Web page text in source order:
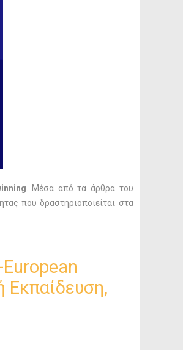
. Μέσα από τα άρθρα του
που δραστηριοποιείται στα